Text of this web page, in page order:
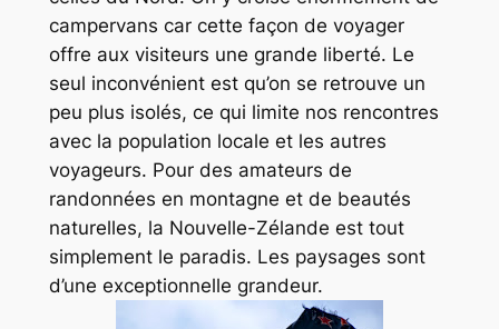
campervans car cette façon de voyager
offre aux visiteurs une grande liberté. Le
seul inconvénient est qu’on se retrouve un
peu plus isolés, ce qui limite nos rencontres
avec la population locale et les autres
voyageurs. Pour des amateurs de
randonnées en montagne et de beautés
naturelles, la Nouvelle-Zélande est tout
simplement le paradis. Les paysages sont
d’une exceptionnelle grandeur.